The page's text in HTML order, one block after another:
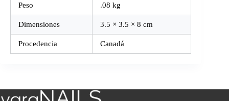
Peso .08 kg
Dimensiones 3.5 × 3.5 × 8 cm
Procedencia Canadá